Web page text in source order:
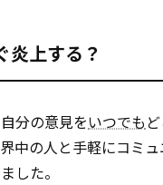
炎上する？
分の意見をいつでも
中の人と手軽にコミ
した。